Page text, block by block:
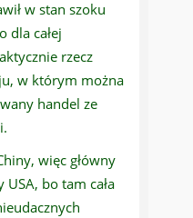
w stan szoku
dla całej
rzecz
w którym można
handel ze
więc główny
bo tam cała